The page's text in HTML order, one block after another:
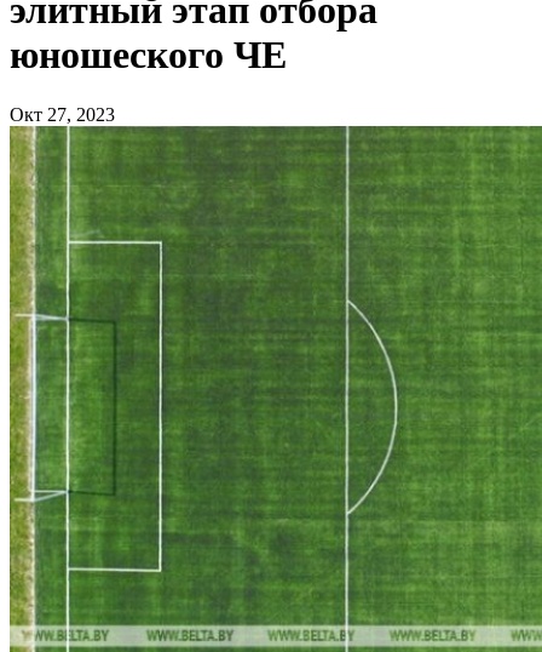
элитный этап отбора
юношеского ЧЕ
Окт 27, 2023